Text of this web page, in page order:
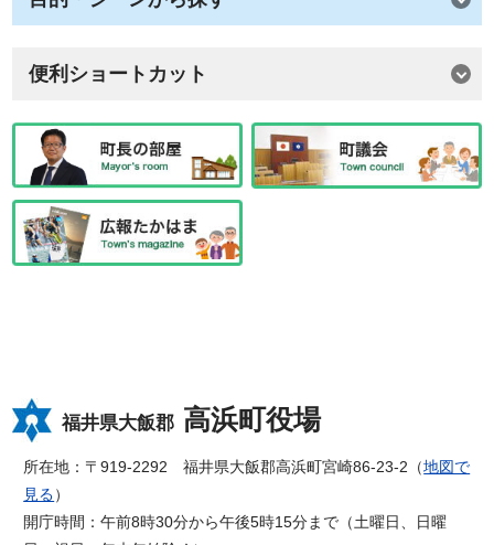
便利ショートカット
福井県大飯郡 高浜町役場
所在地：〒919-2292 福井県大飯郡高浜町宮崎86-23-2（地図で
見る）
開庁時間：午前8時30分から午後5時15分まで（土曜日、日曜